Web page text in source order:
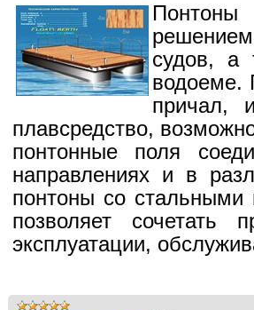
судов, а
водоеме.
причал,
плавсредство,
понтонные поля
направлениях и в
понтоны со
позволяет сочетать
эксплуатации,